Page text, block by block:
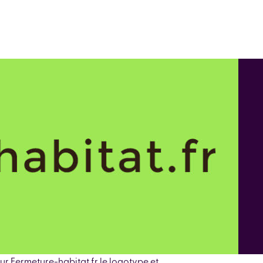
Fermeture-habitat.fr le logotype et